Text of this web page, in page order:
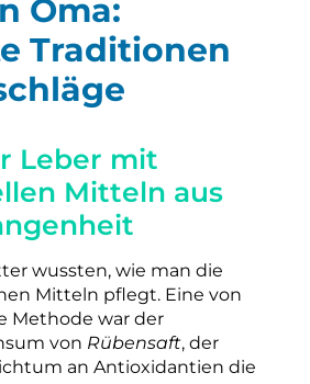
Oma:
Traditionen
Leber mit
Mitteln aus
wussten, wie man die
Mitteln pflegt. Eine von
Methode war der
von Rübensaft, der
an Antioxidantien die